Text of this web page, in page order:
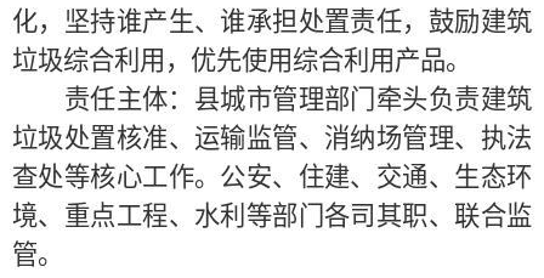
化，坚持谁产生、谁承担处置责任，鼓励建筑
垃圾综合利用，优先使用综合利用产品。
责任主体： 县城市管理部门牵头负责建筑
垃圾处置核准、运输监管、消纳场管理、执法
查处等核心工作。公安、住建、交通、生态环
境、重点工程、水利等部门各司其职、联合监
管。